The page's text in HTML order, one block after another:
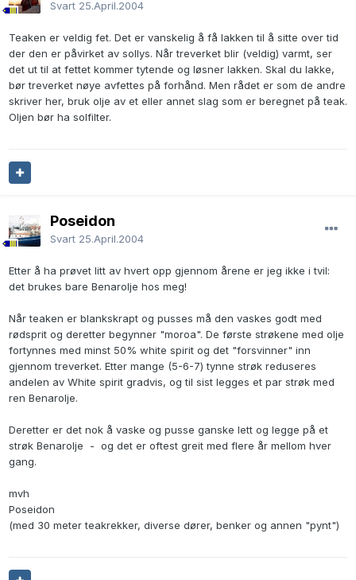
Svart 25.April.2004
Teaken er veldig fet. Det er vanskelig å få lakken til å sitte over tid
der den er påvirket av sollys. Når treverket blir (veldig) varmt, ser
det ut til at fettet kommer tytende og løsner lakken. Skal du lakke,
bør treverket nøye avfettes på forhånd. Men rådet er som de andre
skriver her, bruk olje av et eller annet slag som er beregnet på teak.
Oljen bør ha solfilter.
Poseidon
Svart 25.April.2004
Etter å ha prøvet litt av hvert opp gjennom årene er jeg ikke i tvil:
det brukes bare Benarolje hos meg!
Når teaken er blankskrapt og pusses må den vaskes godt med
rødsprit og deretter begynner "moroa". De første strøkene med olje
fortynnes med minst 50% white spirit og det "forsvinner" inn
gjennom treverket. Etter mange (5-6-7) tynne strøk reduseres
andelen av White spirit gradvis, og til sist legges et par strøk med
ren Benarolje.
Deretter er det nok å vaske og pusse ganske lett og legge på et
strøk Benarolje - og det er oftest greit med flere år mellom hver
gang.
mvh
Poseidon
(med 30 meter teakrekker, diverse dører, benker og annen "pynt")